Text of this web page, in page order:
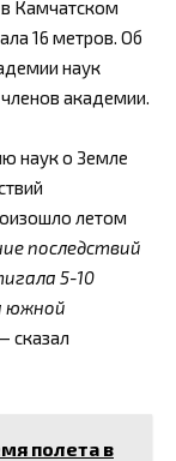
Камчатском
16 метров. Об
наук
академии.
наук о Земле
летом
последствий
5-10
южной
сказал
полета в